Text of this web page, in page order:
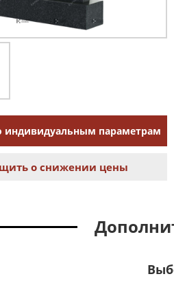
индивидуальным параметрам
о снижении цены